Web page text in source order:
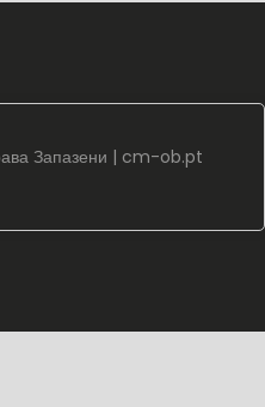
Запазени | cm-ob.pt